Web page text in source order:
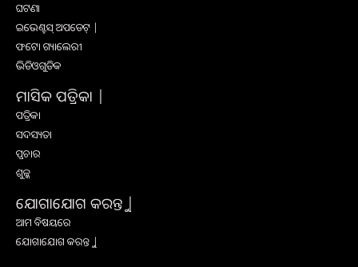
ଘଟଣା
ଇଭେଣ୍ଟସ୍ ଅପଡେଟ୍ |
ଫଟୋ ଗ୍ୟାଲେରୀ
ଭିଡିଓଗୁଡିକ
ମାସିକ ପତ୍ରିକା |
ପତ୍ରିକା
ସଦସ୍ୟତା
ପ୍ରଚାର
ଶୁଳ୍କ
ଯୋଗାଯୋଗ କରନ୍ତୁ |
ଆମ ବିଷୟରେ
ଯୋଗାଯୋଗ କରନ୍ତୁ |